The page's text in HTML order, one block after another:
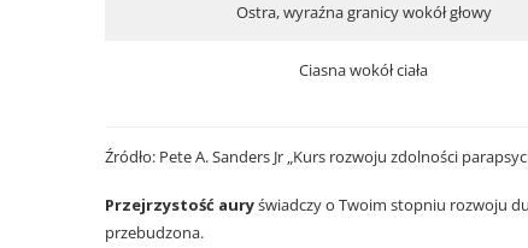
Ostra, wyraźna granicy wokół głowy
Ciasna wokół ciała
Źródło: Pete A. Sanders Jr „Kurs rozwoju zdolności
Przejrzystość auryświadczy o Twoim stopniu rozwoju
przebudzona.